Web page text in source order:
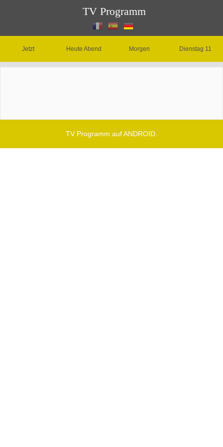
TV Programm
Jetzt Heute Abend Morgen Dienstag 11
TV Programm auf ANDROID.